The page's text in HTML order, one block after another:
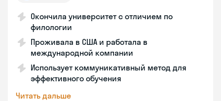
Окончила университет с отличием по
филологии
Проживала в США и работала в
международной компании
Использует коммуникативный метод для
эффективного обучения
Читать дальше